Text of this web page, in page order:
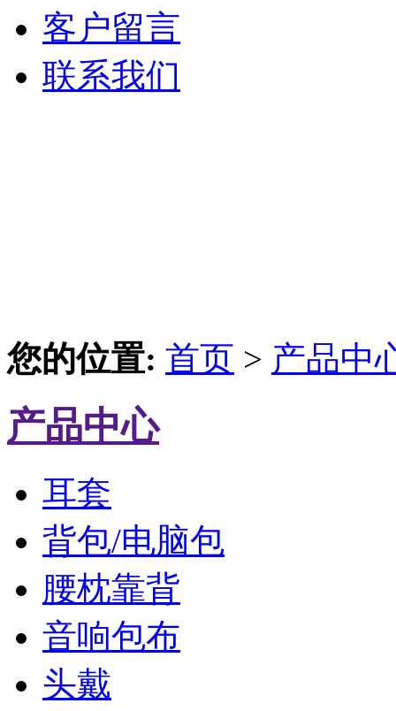
客户留言
联系我们
您的位置: 首页 > 产品中
产品中心
耳套
背包/电脑包
腰枕靠背
音响包布
头戴